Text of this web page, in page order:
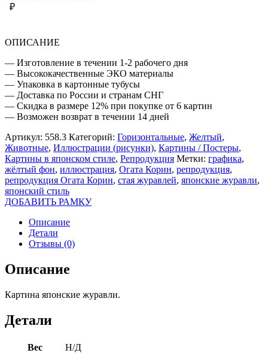
₽
ОПИСАНИЕ
— Изготовление в течении 1-2 рабочего дня
— Высококачественные ЭКО материалы
— Упаковка в картонные тубусы
— Доставка по России и странам СНГ
— Скидка в размере 12% при покупке от 6 картин
— Возможен возврат в течении 14 дней
Артикул: 558.3 Категорий: Горизонтальные, Желтый,
Животные, Иллюстрации (рисунки), Картины / Постеры,
Картины в японском стиле, Репродукция Метки: графика,
жёлтый фон, иллюстрация, Огата Корин, репродукция,
репродукция Огата Корин, стая журавлей, японские журавли,
японский стиль
ДОБАВИТЬ РАМКУ
Описание
Детали
Отзывы (0)
Описание
Картина японские журавли.
Детали
Вес
Н/Д